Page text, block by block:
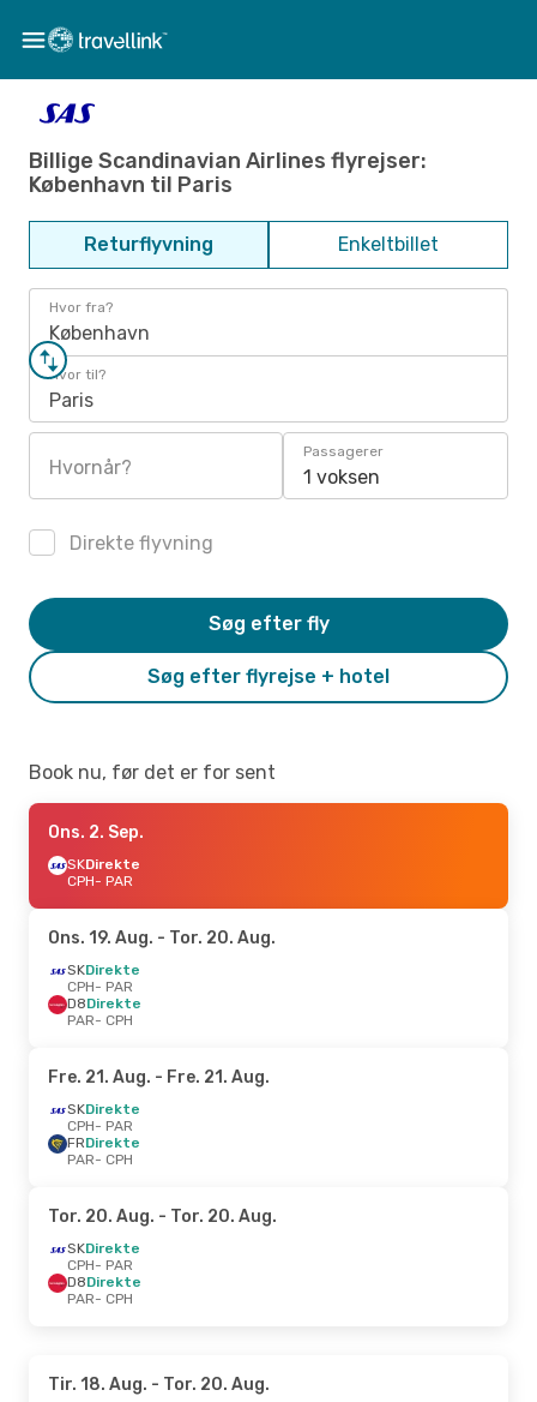
Billige Scandinavian Airlines flyrejser:
København til Paris
Returflyvning Enkeltbillet
Hvor fra?
København
Hvor til?
Paris
Hvornår?
Passagerer
1 voksen
Direkte flyvning
Søg efter flyrejse + hotel
Søg efter fly
Book nu, før det er for sent
Ons. 2. Sep.
SKDirekte
CPH- PAR
Ons. 19. Aug. - Tor. 20. Aug.
SKDirekte
CPH- PAR
D8Direkte
PAR- CPH
Fre. 21. Aug. - Fre. 21. Aug.
SKDirekte
CPH- PAR
FRDirekte
PAR- CPH
Tor. 20. Aug. - Tor. 20. Aug.
SKDirekte
CPH- PAR
D8Direkte
PAR- CPH
Tir. 18. Aug. - Tor. 20. Aug.